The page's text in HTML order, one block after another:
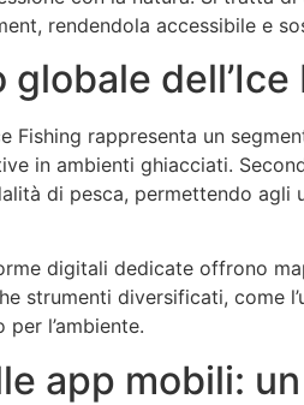
rendendola accessibile e
Fishing rappresenta un
in ambienti ghiacciati.
di pesca, permettendo agli
digitali dedicate offrono
strumenti diversificati, come
l’ambiente.
app mobili: